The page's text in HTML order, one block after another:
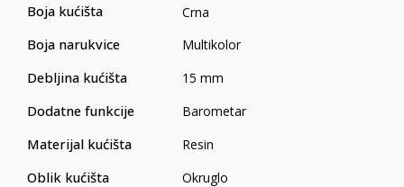
Boja kućišta Crna
Boja narukvice Multikolor
Debljina kućišta 15 mm
Dodatne funkcije Barometar
Materijal kućišta Resin
Oblik kućišta Okruglo